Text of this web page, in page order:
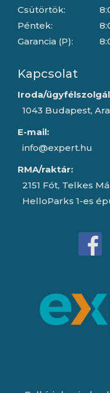
Csütörtök:
Péntek:
Garancia (P):
Kapcsolat
Iroda/
1043 Budapest,
E-mail:
info@expert.hu
RMA/raktár:
2151 Fót, Telkes
HelloParks 1-es